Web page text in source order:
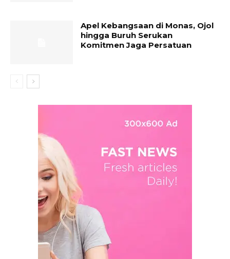
Apel Kebangsaan di Monas, Ojol
hingga Buruh Serukan
Komitmen Jaga Persatuan